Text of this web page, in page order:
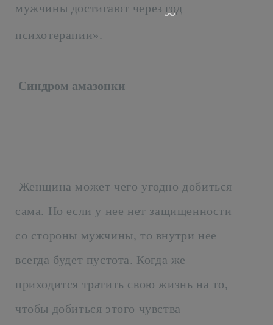
мужчины достигают через год
психотерапии».
Синдром амазонки
Женщина может чего угодно добиться
сама. Но если у нее нет защищенности
со стороны мужчины, то внутри нее
всегда будет пустота. Когда же
приходится тратить свою жизнь на то,
чтобы добиться этого чувства